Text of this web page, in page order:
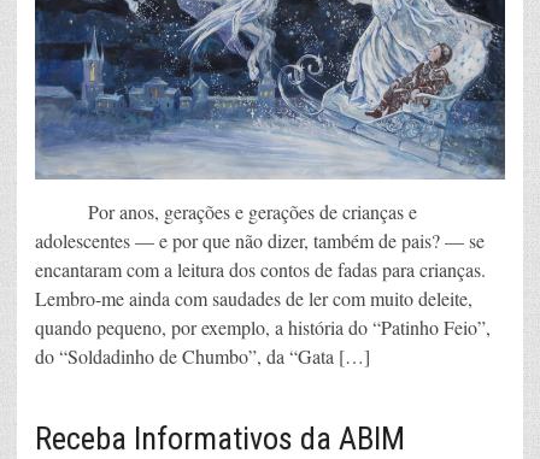
Por anos, gerações e gerações de crianças e
adolescentes — e por que não dizer, também de pais? — se
encantaram com a leitura dos contos de fadas para crianças.
Lembro-me ainda com saudades de ler com muito deleite,
quando pequeno, por exemplo, a história do “Patinho Feio”,
do “Soldadinho de Chumbo”, da “Gata […]
Receba Informativos da ABIM